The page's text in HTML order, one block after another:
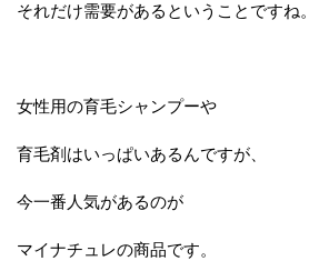
それだけ需要があるということですね。
女性用の育毛シャンプーや
育毛剤はいっぱいあるんですが、
今一番人気があるのが
マイナチュレの商品です。